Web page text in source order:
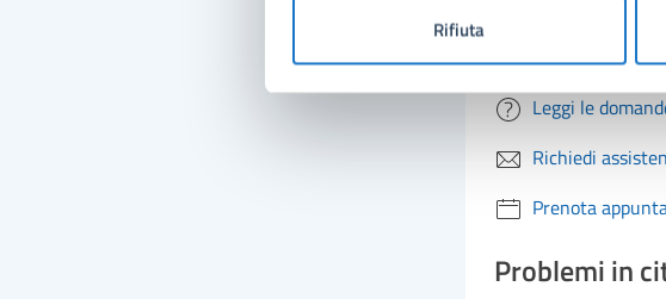
Rifiuta
Contatta il
Leggi le
Richiedi
Prenota
Problemi in